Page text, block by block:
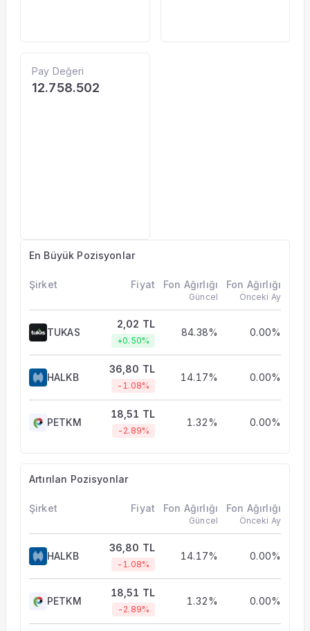
Pay Değeri
12.758.502
En Büyük Pozisyonlar
Şirket Fiyat Fon Ağırlığı
Güncel
Fon Ağırlığı
Önceki Ay
TUKAS
2,02 TL
+0.50%
84.38% 0.00%
HALKB
36,80 TL
-1.08%
14.17% 0.00%
PETKM
18,51 TL
-2.89%
1.32% 0.00%
Artırılan Pozisyonlar
Şirket Fiyat Fon Ağırlığı
Güncel
Fon Ağırlığı
Önceki Ay
HALKB
36,80 TL
-1.08%
14.17% 0.00%
PETKM
18,51 TL
-2.89%
1.32% 0.00%